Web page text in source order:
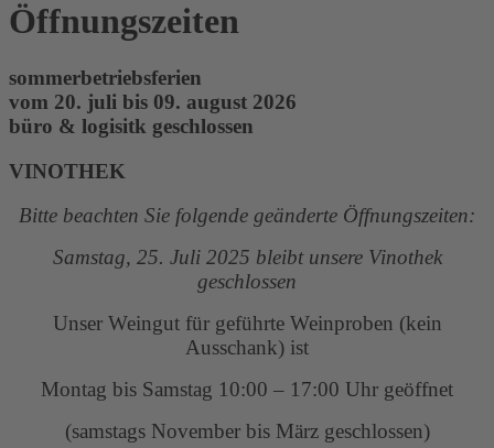
Öffnungszeiten
sommerbetriebsferien
vom 20. juli bis 09. august 2026
büro & logisitk geschlossen
VINOTHEK
Bitte beachten Sie folgende geänderte Öffnungszeiten:
Samstag, 25. Juli 2025 bleibt unsere Vinothek
geschlossen
Unser Weingut für geführte Weinproben (kein
Ausschank) ist
Montag bis Samstag 10:00 – 17:00 Uhr geöffnet
(samstags November bis März geschlossen)